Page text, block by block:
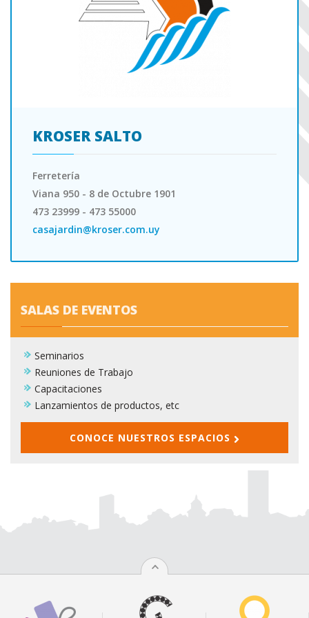
KROSER SALTO
Ferretería
Viana 950 - 8 de Octubre 1901
473 23999 - 473 55000
casajardin@kroser.com.uy
SALAS DE EVENTOS
Seminarios
Reuniones de Trabajo
Capacitaciones
Lanzamientos de productos, etc
CONOCE NUESTROS ESPACIOS